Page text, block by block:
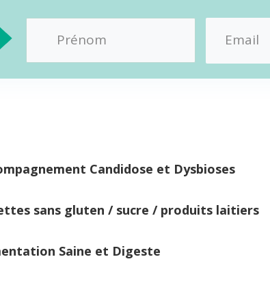
Candidose et Dysbioses
sans gluten / sucre / produits laitiers
Saine et Digeste